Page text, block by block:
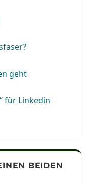
geht
für Linkedin
BEIDEN